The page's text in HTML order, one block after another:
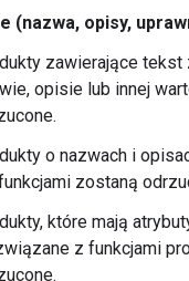
(nazwa, opisy,
zawierające
opisie lub innej
o nazwach i
zostaną
które mają
z funkcjami